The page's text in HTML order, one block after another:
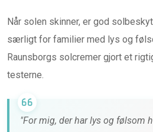
Når solen skinner, er god
særligt for familier med lys og
Raunsborgs solcremer gjort et
testerne.
"For mig, der har lys og følsom